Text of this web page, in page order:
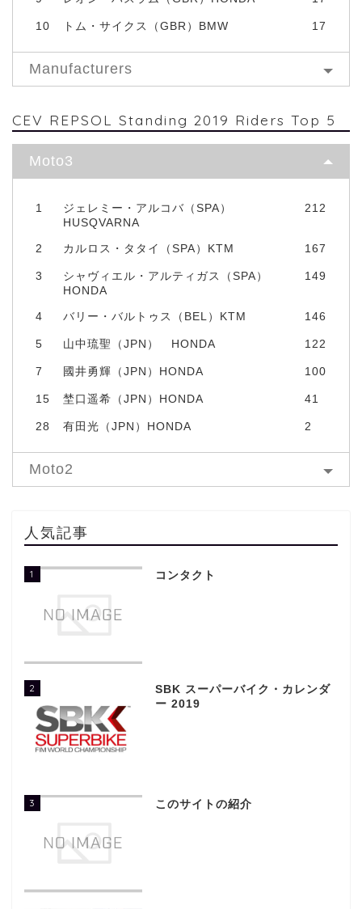
10 トム・サイクス（GBR）BMW 17
Manufacturers
CEV REPSOL Standing 2019 Riders Top 5
Moto3
1
ジェレミー・アルコバ（SPA）
HUSQVARNA
212
2 カルロス・タタイ（SPA）KTM 167
3
シャヴィエル・アルティガス（SPA）
HONDA
149
4 バリー・バルトゥス（BEL）KTM 146
5 山中琉聖（JPN） HONDA 122
7 國井勇輝（JPN）HONDA 100
15 埜口遥希（JPN）HONDA 41
28 有田光（JPN）HONDA 2
Moto2
人気記事
1 コンタクト
2
SBK スーパーバイク・カレンダ
ー 2019
3 このサイトの紹介